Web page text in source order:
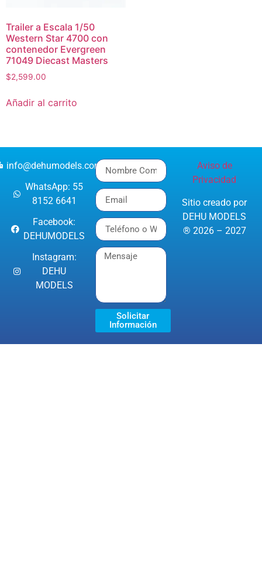
Trailer a Escala 1/50
Western Star 4700 con
contenedor Evergreen
71049 Diecast Masters
$2,599.00
Añadir al carrito
info@dehumodels.com
WhatsApp: 55
8152 6641
Facebook:
DEHUMODELS
Instagram:
DEHU
MODELS
Solicitar
Información
Aviso de
Privacidad
Sitio creado por
DEHU MODELS
® 2026 – 2027